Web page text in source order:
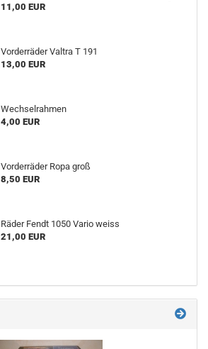
11,00 EUR
Vorderräder Valtra T 191
13,00 EUR
Wechselrahmen
4,00 EUR
Vorderräder Ropa groß
8,50 EUR
Räder Fendt 1050 Vario weiss
21,00 EUR